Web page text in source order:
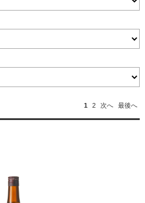
1 2 次へ 最後へ